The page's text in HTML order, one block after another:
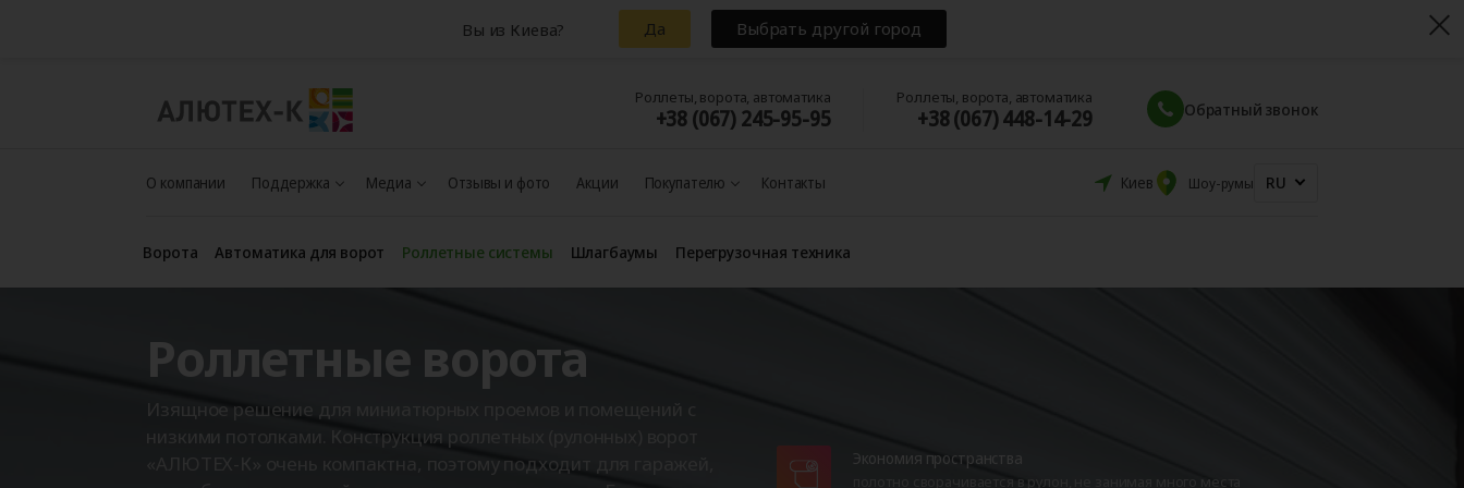
Роллеты, ворота, автоматика
+38 (067) 245-95-95
Роллеты, ворота, автоматика
+38 (067) 448-14-29 Обратный звонок
О компании Поддержка Медиа Отзывы и фото Акции Покупателю Контакты Киев Шоу-румы RU
Ворота Автоматика для ворот Роллетные системы Шлагбаумы Перегрузочная техника
Роллетные ворота
Изящное решение для миниатюрных проемов и помещений с
низкими потолками. Конструкция роллетных (рулонных) ворот
«АЛЮТЕХ-К» очень компактна, поэтому подходит для гаражей,
Экономия пространства
полотно сворачивается в рулон, не занимая много места
Вы из Киева? Да Выбрать другой город